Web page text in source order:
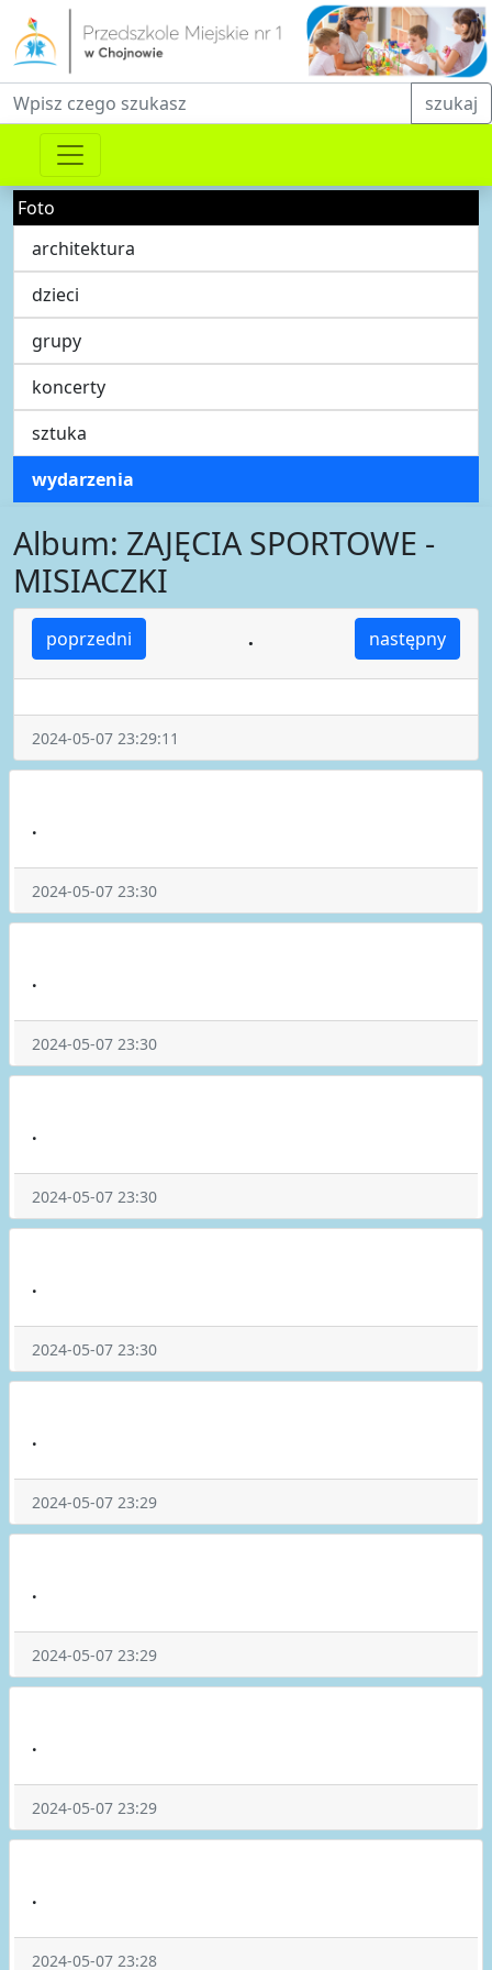
Fraza do wyszukiwania szukaj
Foto
architektura
dzieci
grupy
koncerty
sztuka
wydarzenia
Album: ZAJĘCIA SPORTOWE -
MISIACZKI
poprzedni następny
.
2024-05-07 23:29:11
.
2024-05-07 23:30
.
2024-05-07 23:30
.
2024-05-07 23:30
.
2024-05-07 23:30
.
2024-05-07 23:29
.
2024-05-07 23:29
.
2024-05-07 23:29
.
2024-05-07 23:28